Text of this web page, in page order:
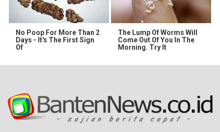
No Poop For More Than 2
Days - It's The First Sign
Of
The Lump Of Worms Will
Come Out Of You In The
Morning. Try It